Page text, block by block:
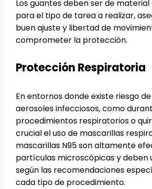
Los guantes deben ser de
para el tipo de tarea a realizar,
buen ajuste y libertad de
comprometer la protección.
Protección Respiratoria
En entornos donde existe riesgo
aerosoles infecciosos, como
procedimientos respiratorios o
crucial el uso de mascarillas
mascarillas N95 son altamente
partículas microscópicas y deben
según las recomendaciones
cada tipo de procedimiento.